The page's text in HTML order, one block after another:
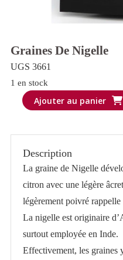
Graines De Nigelle
UGS 3661
1 en stock
quantité
Nigelle
Ajouter au panier
Description
La graine de Nigelle
citron avec une légère
légèrement poivré rappelle
La nigelle est originaire
surtout employée en Inde.
Effectivement, les graines